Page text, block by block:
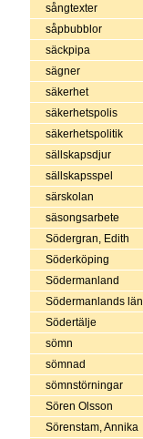
sångtexter
såpbubblor
säckpipa
sägner
säkerhet
säkerhetspolis
säkerhetspolitik
sällskapsdjur
sällskapsspel
särskolan
säsongsarbete
Södergran, Edith
Söderköping
Södermanland
Södermanlands län
Södertälje
sömn
sömnad
sömnstörningar
Sören Olsson
Sörenstam, Annika